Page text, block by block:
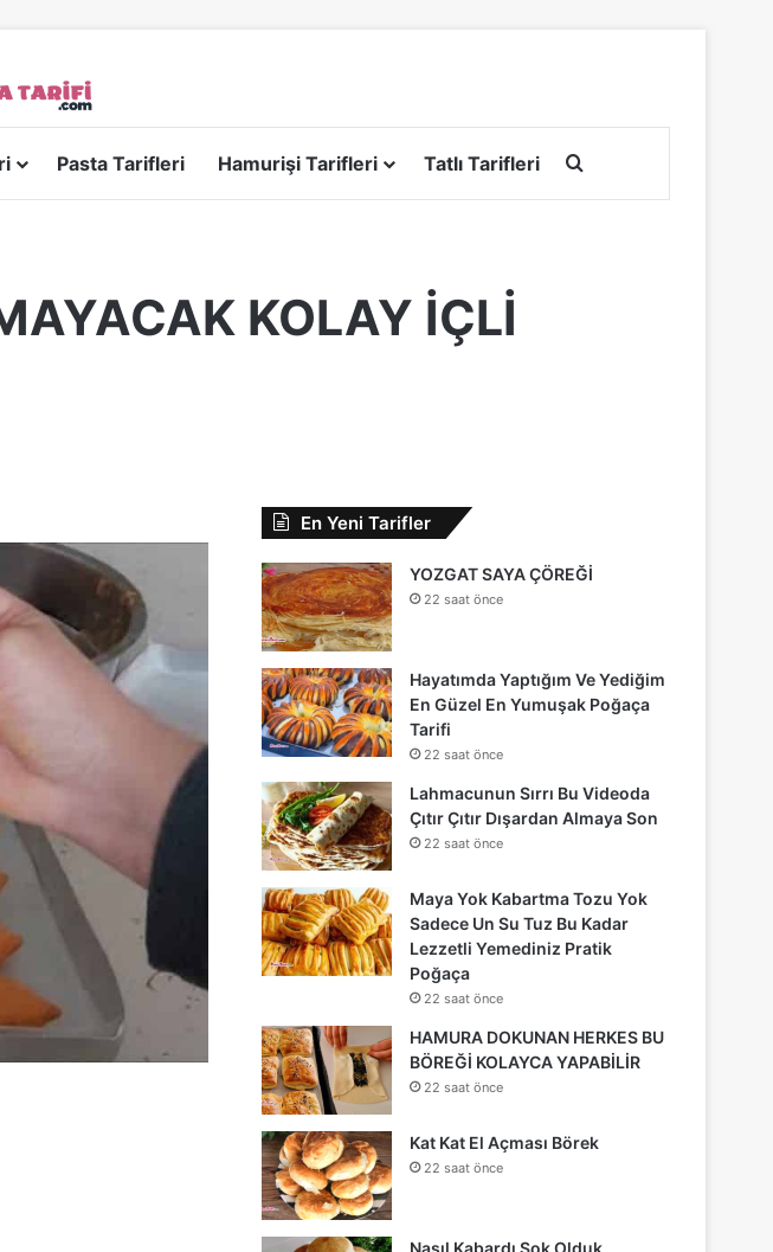
Pasta Tarifleri Hamurişi Tarifleri Tatlı Tarifleri
KOLAY İÇLİ
En Yeni Tarifler
YOZGAT SAYA ÇÖREĞİ
22 saat önce
Hayatımda Yaptığım Ve Yediğim
En Güzel En Yumuşak Poğaça
Tarifi
22 saat önce
Lahmacunun Sırrı Bu Videoda
Çıtır Çıtır Dışardan Almaya Son
22 saat önce
Maya Yok Kabartma Tozu Yok
Sadece Un Su Tuz Bu Kadar
Lezzetli Yemediniz Pratik
Poğaça
22 saat önce
HAMURA DOKUNAN HERKES BU
BÖREĞİ KOLAYCA YAPABİLİR
22 saat önce
Kat Kat El Açması Börek
22 saat önce
Nasıl Kabardı Şok Olduk